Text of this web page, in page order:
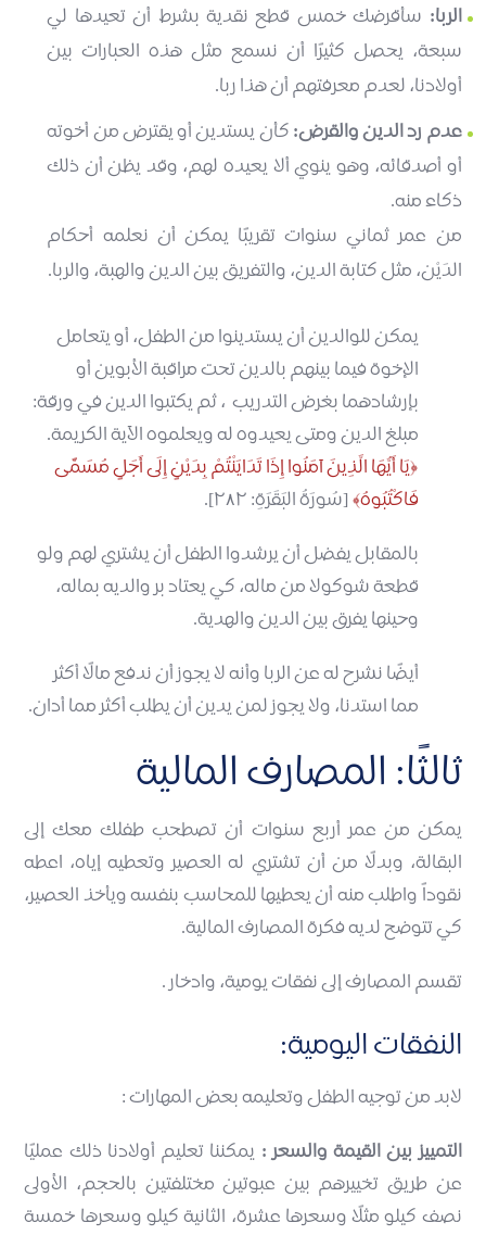
الربا: سأقرضك خمس قطع نقدية بشرط أن تعيدها لي
سبعة، يحصل كثيرًا أن نسمع مثل هذه العبارات بين
أولادنا، لعدم معرفتهم أن هذا ربا.
عدم رد الدين والقرض:كأن يستدين أو يقترض من أخوته
أو أصدقائه، وهو ينوي ألا يعيده لهم، وقد يظن أن ذلك
ذكاء منه.
من عمر ثماني سنوات تقريبًا يمكن أن نعلمه أحكام
الدَيْن، مثل كتابة الدين، والتفريق بين الدين والهبة، والربا.
يمكن للوالدين أن يستدينوا من الطفل، أو يتعامل
الإخوة فيما بينهم بالدين تحت مراقبة الأبوين أو
بإرشادهما بغرض التدريب ، ثم يكتبوا الدين في ورقة:
مبلغ الدين ومتى يعيدوه له ويعلموه الآية الكريمة.
يَا أَيُّهَا الَّذِينَ آمَنُوا إِذَا تَدَايَنْتُمْ بِدَيْنٍ إِلَى أَجَلٍ مُسَمًّى
فَاكْتُبُوهُ [سُورَةُ البَقَرَةِ: ٢٨٢].
بالمقابل يفضل أن يرشدوا الطفل أن يشتري لهم ولو
قطعة شوكولا من ماله، كي يعتاد بر والديه بماله،
وحينها يفرق بين الدين والهدية.
أيضًا نشرح له عن الربا وأنه لا يجوز أن ندفع مالًا أكثر
مما استدنا، ولا يجوز لمن يدين أن يطلب أكثر مما أدان.
ثالثًا: المصارف المالية
يمكن من عمر أربع سنوات أن تصطحب طفلك معك إلى
البقالة، وبدلًا من أن تشتري له العصير وتعطيه إياه، اعطه
نقوداً واطلب منه أن يعطيها للمحاسب بنفسه ويأخذ العصير،
كي تتوضح لديه فكرة المصارف المالية.
تقسم المصارف إلى نفقات يومية، وادخار .
النفقات اليومية:
لابد من توجيه الطفل وتعليمه بعض المهارات :
التمييز بين القيمة والسعر : يمكننا تعليم أولادنا ذلك عمليًا
عن طريق تخييرهم بين عبوتين مختلفتين بالحجم، الأولى
نصف كيلو مثلًا وسعرها عشرة، الثانية كيلو وسعرها خمسة